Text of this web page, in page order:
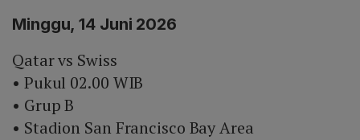
Minggu, 14 Juni 2026
Qatar vs Swiss
• Pukul 02.00 WIB
• Grup B
• Stadion San Francisco Bay Area